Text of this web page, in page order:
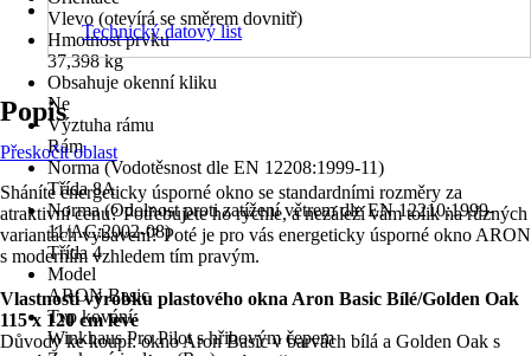
Vlevo (otevírá se směrem dovnitř)
Hmotnost prvku
37,398 kg
Obsahuje okenní kliku
Ne
Výztuha rámu
Rám
Norma (Vodotěsnost dle EN 12208:1999-11)
Třída 8A
Norma (Odolnost proti zatížení větrem dle EN 12210:1999-
11/AC:2002-08)
Třída 4
Model
ARON Basic
Typ kování
Winkhaus Pro Pilot s hřibovým čepem
Technický datový list
Popis
Přeskočit oblast
Sháníte energeticky úsporné okno se standardními rozměry za
atraktivní cenu? Potřebujete ho rychle, a nezáleží vám tolik na různých
variantách vybavení? Poté je pro vás energeticky úsporné okno ARON
s moderním vzhledem tím pravým.
Vlastnosti výrobku plastového okna Aron Basic Bílé/Golden Oak
115 x 120 cm levé
Důvody ke koupi: okno Aron Basic v barvách bílá a Golden Oak s